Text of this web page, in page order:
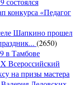
конкурса «Педагог
Шапкино прошел
(2650)
в Тамбове
Всероссийский
на призы мастера